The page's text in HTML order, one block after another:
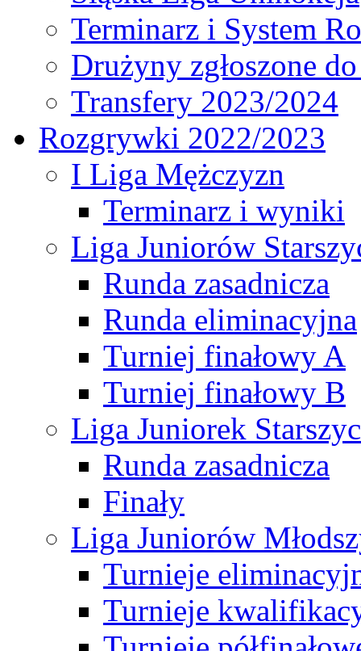
Terminarz i System
Drużyny zgłoszone
Transfery 2023/2024
Rozgrywki 2022/2023
I Liga Mężczyzn
Terminarz i wyniki
Liga Juniorów
Runda zasadnicza
Runda eliminacyjna
Turniej finałowy A
Turniej finałowy B
Liga Juniorek
Runda zasadnicza
Finały
Liga Juniorów
Turnieje
Turnieje